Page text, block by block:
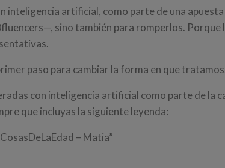
inteligencia artificial, como parte de una
sino también para romperlos.
paso para cambiar la forma en que
con inteligencia artificial como parte de la
que incluyas la siguiente leyenda:
– Matia”